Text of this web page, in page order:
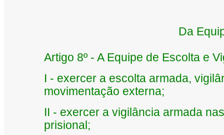
Da
Artigo 8º - A Equipe de Escolta e
I - exercer a escolta armada,
movimentação externa;
II - exercer a vigilância armada
prisional;